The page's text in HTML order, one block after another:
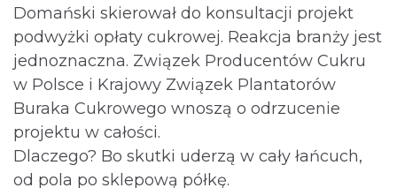
Domański skierował do konsultacji projekt
podwyżki opłaty cukrowej. Reakcja branży jest
jednoznaczna. Związek Producentów Cukru
w Polsce i Krajowy Związek Plantatorów
Buraka Cukrowego wnoszą o odrzucenie
projektu w całości.
Dlaczego? Bo skutki uderzą w cały łańcuch,
od pola po sklepową półkę.